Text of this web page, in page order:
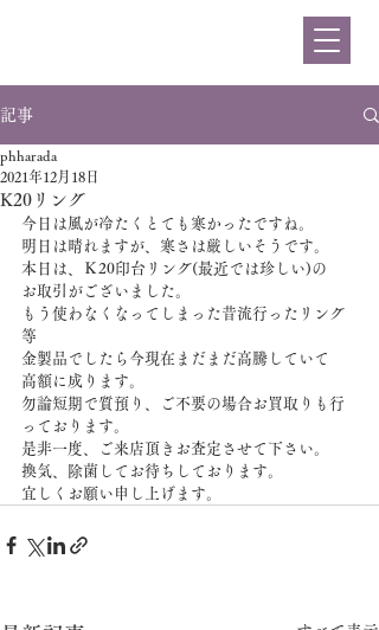
記事
K20リング
phharada
2021年12月18日
今日は風が冷たくとても寒かったですね。
明日は晴れますが、寒さは厳しいそうです。
本日は、Ｋ20印台リング(最近では珍しい)の
お取引がございました。
もう使わなくなってしまった昔流行ったリング
等
金製品でしたら今現在まだまだ高騰していて
高額に成ります。
勿論短期で質預り、ご不要の場合お買取りも行
っております。
是非一度、ご来店頂きお査定させて下さい。
換気、除菌してお待ちしております。
宜しくお願い申し上げます。